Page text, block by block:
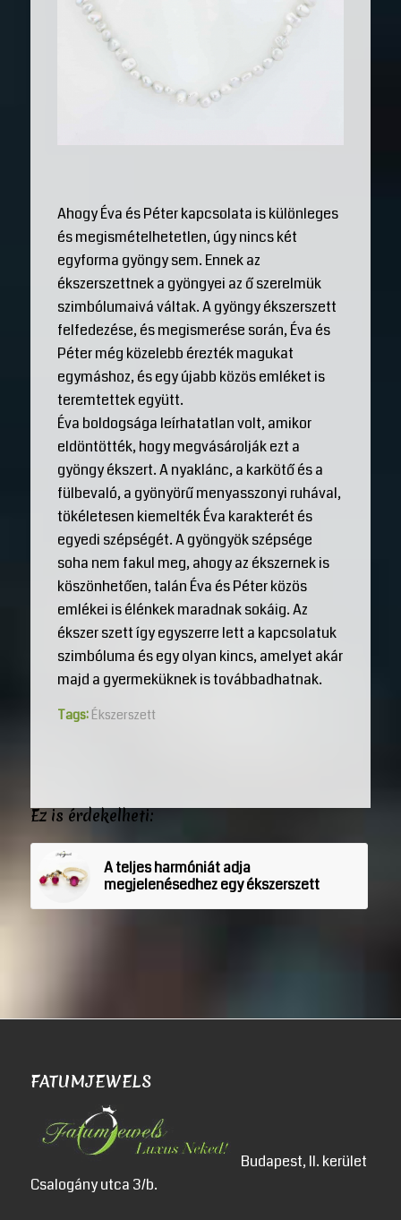
Ahogy Éva és Péter kapcsolata is különleges
és megismételhetetlen, úgy nincs két
egyforma gyöngy sem. Ennek az
ékszerszettnek a gyöngyei az ő szerelmük
szimbólumaivá váltak. A gyöngy ékszerszett
felfedezése, és megismerése során, Éva és
Péter még közelebb érezték magukat
egymáshoz, és egy újabb közös emléket is
teremtettek együtt.
Éva boldogsága leírhatatlan volt, amikor
eldöntötték, hogy megvásárolják ezt a
gyöngy ékszert. A nyaklánc, a karkötő és a
fülbevaló, a gyönyörű menyasszonyi ruhával,
tökéletesen kiemelték Éva karakterét és
egyedi szépségét. A gyöngyök szépsége
soha nem fakul meg, ahogy az ékszernek is
köszönhetően, talán Éva és Péter közös
emlékei is élénkek maradnak sokáig. Az
ékszer szett így egyszerre lett a kapcsolatuk
szimbóluma és egy olyan kincs, amelyet akár
majd a gyermeküknek is továbbadhatnak.
Tags: Ékszerszett
Ez is érdekelheti:
A teljes harmóniát adja
megjelenésedhez egy ékszerszett
FATUMJEWELS
Budapest, II. kerület
Csalogány utca 3/b.